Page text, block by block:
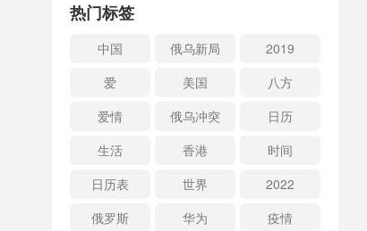
热门标签
中国 俄乌新局
2019
爱
美国
八方
爱情
俄乌冲突
日历
生活
香港
时间
日历表
世界
2022
俄罗斯
华为
疫情